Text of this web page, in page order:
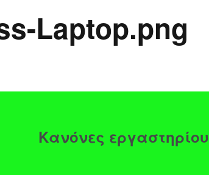
Laptop.png
Κανόνες εργαστηρίου